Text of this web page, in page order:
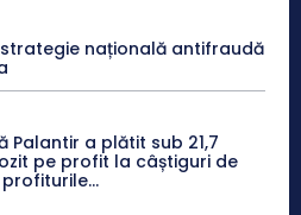
strategie națională antifraudă
Palantir a plătit sub 21,7
pe profit la câștiguri de